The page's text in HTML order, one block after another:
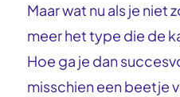
Maar wat nu als je niet
meer het type die de
Hoe ga je dan
misschien een beetje